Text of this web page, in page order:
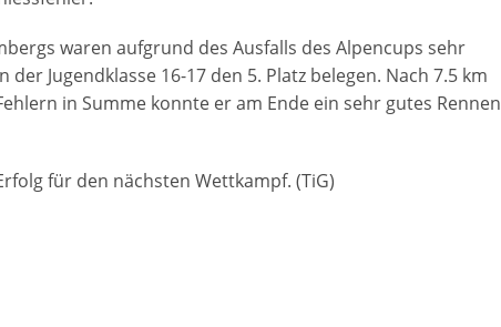
waren aufgrund des Ausfalls des Alpencups sehr
der Jugendklasse 16-17 den 5. Platz belegen. Nach 7.5 km
in Summe konnte er am Ende ein sehr gutes Rennen
für den nächsten Wettkampf. (TiG)